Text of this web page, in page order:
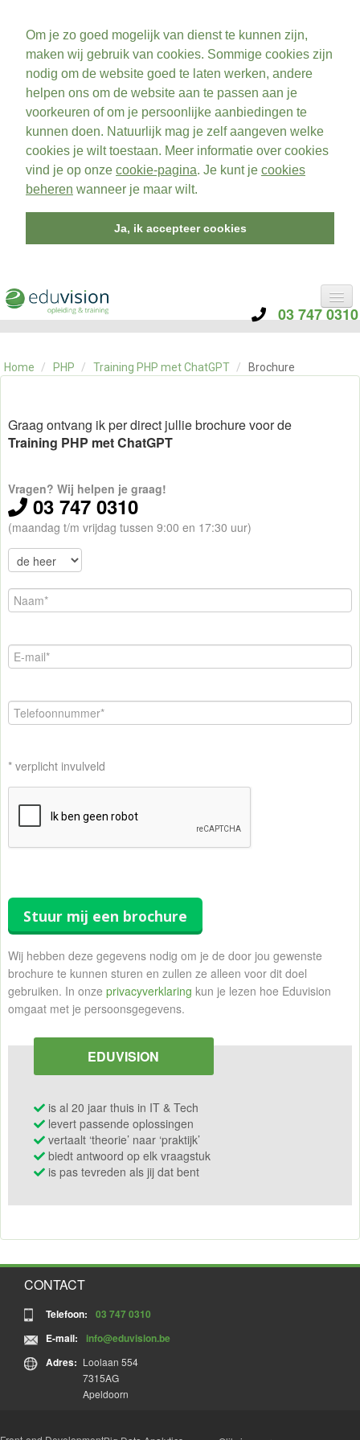
Om je zo goed mogelijk van dienst te kunnen zijn,
maken wij gebruik van cookies. Sommige cookies zijn
nodig om de website goed te laten werken, andere
helpen ons om de website aan te passen aan je
voorkeuren of om je persoonlijke aanbiedingen te
kunnen doen. Natuurlijk mag je zelf aangeven welke
cookies je wilt toestaan. Meer informatie over cookies
vind je op onze cookie-pagina. Je kunt je cookies
beheren wanneer je maar wilt.
Ja, ik accepteer cookies
03 747 0310
CATEGORIE
OVER ONS
Home / PHP / Training PHP met ChatGPT / Brochure
Graag ontvang ik per direct jullie brochure voor de
Training PHP met ChatGPT
Vragen? Wij helpen je graag!
03 747 0310
(maandag t/m vrijdag tussen 9:00 en 17:30 uur)
* verplicht invulveld
Stuur mij een brochure
Wij hebben deze gegevens nodig om je de door jou gewenste
brochure te kunnen sturen en zullen ze alleen voor dit doel
gebruiken. In onze privacyverklaring kun je lezen hoe Eduvision
omgaat met je persoonsgegevens.
EDUVISION
is al 20 jaar thuis in IT & Tech
levert passende oplossingen
vertaalt ‘theorie’ naar ‘praktijk’
biedt antwoord op elk vraagstuk
is pas tevreden als jij dat bent
CONTACT
Telefoon:
03 747 0310
E-mail:
info@eduvision.be
Adres: Loolaan 554
7315AG
Apeldoorn